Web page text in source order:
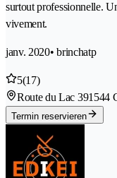
surtout professionnelle.
vivement.
janv. 2020• brinchatp
5(17)
Route du Lac 391544
Termin reservieren